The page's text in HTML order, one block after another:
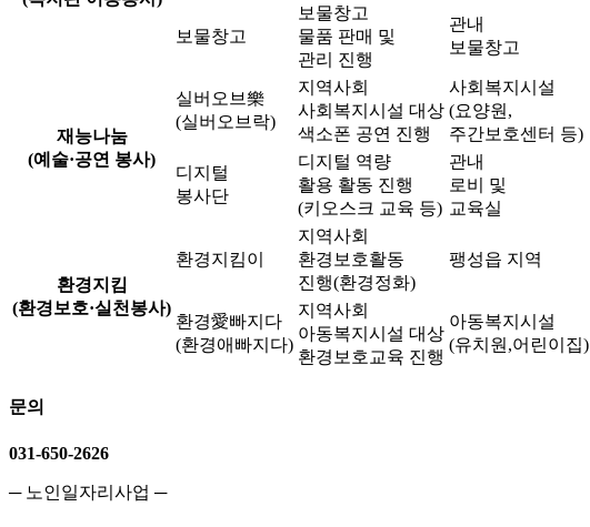
보물창고
보물창고
물품 판매 및
관리 진행
관내
보물창고
재능나눔
(예술·공연 봉사)
실버오브樂
(실버오브락)
지역사회
사회복지시설 대상
색소폰 공연 진행
사회복지시설
(요양원,
주간보호센터 등)
디지털
봉사단
디지털 역량
활용 활동 진행
(키오스크 교육 등)
관내
로비 및
교육실
환경지킴
(환경보호·실천봉사)
환경지킴이
지역사회
환경보호활동
진행(환경정화)
팽성읍 지역
환경愛빠지다
(환경애빠지다)
지역사회
아동복지시설 대상
환경보호교육 진행
아동복지시설
(유치원,어린이집)
문의
031-650-2626
─ 노인일자리사업 ─